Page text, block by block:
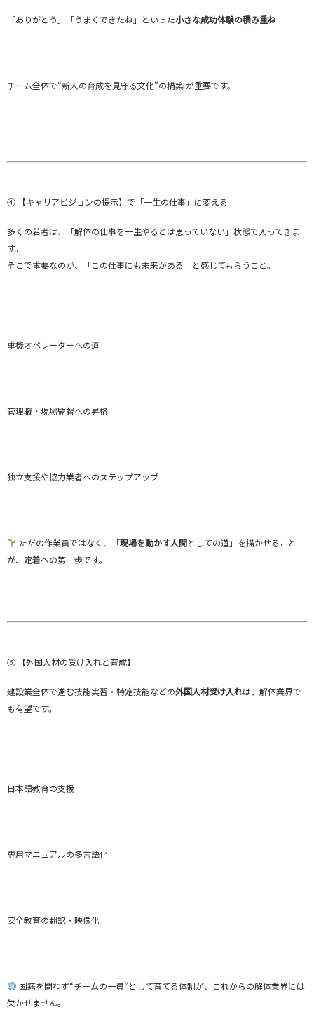
「ありがとう」「うまくできたね」といった小さな成功体験の積み重ね
チーム全体で“新人の育成を見守る文化”の構築 が重要です。
④ 【キャリアビジョンの提示】で「一生の仕事」に変える
多くの若者は、「解体の仕事を一生やるとは思っていない」状態で入ってきま
す。
そこで重要なのが、「この仕事にも未来がある」と感じてもらうこと。
重機オペレーターへの道
管理職・現場監督への昇格
独立支援や協力業者へのステップアップ
ただの作業員ではなく、「現場を動かす人間としての道」を描かせること
が、定着への第一歩です。
⑤ 【外国人材の受け入れと育成】
建設業全体で進む技能実習・特定技能などの外国人材受け入れは、解体業界で
も有望です。
日本語教育の支援
専用マニュアルの多言語化
安全教育の翻訳・映像化
国籍を問わず“チームの一員”として育てる体制が、これからの解体業界には
欠かせません。